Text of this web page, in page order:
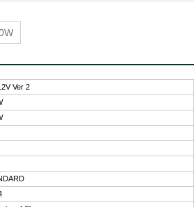
Ver 2